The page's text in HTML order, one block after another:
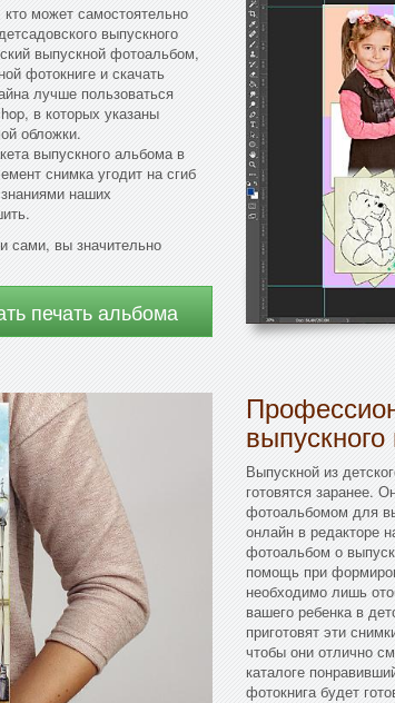
может самостоятельно
выпускного
выпускной фотоальбом,
фотокниге и скачать
лучше пользоваться
в которых указаны
обложки.
выпускного альбома в
снимка угодит на сгиб
наших
сами, вы значительно
печать альбома
Выпускной из
готовятся заранее.
фотоальбомом для
онлайн в редакторе
фотоальбом о
помощь при
необходимо лишь
вашего ребенка в
приготовят эти
чтобы они отлично
каталоге
фотокнига будет